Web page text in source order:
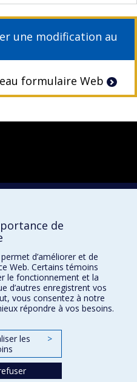
une modification au
formulaire Web
général
de
d’améliorer et de
Web. Certains témoins
le fonctionnement et la
d’autres enregistrent vos
vous consentez à notre
répondre à vos besoins.
les
>